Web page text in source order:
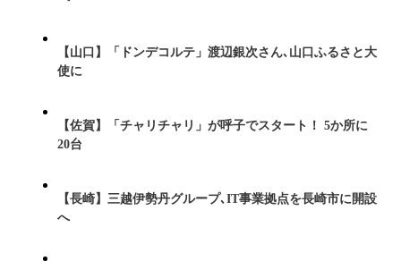
【山口】「ドンデコルテ」渡辺銀次さん､山口ふるさと大
使に
【佐賀】「チャリチャリ」が呼子でスタート！ 5か所に
20台
【長崎】三越伊勢丹グループ､IT事業拠点を長崎市に開設
へ